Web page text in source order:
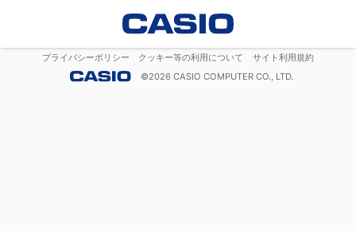
プライバシーポリシー クッキー等の利用について
サイト利用規約
©2026 CASIO COMPUTER CO., LTD.